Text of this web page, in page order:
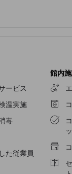
一部の客室では
ービス
温実施
毒
た従業員
館内